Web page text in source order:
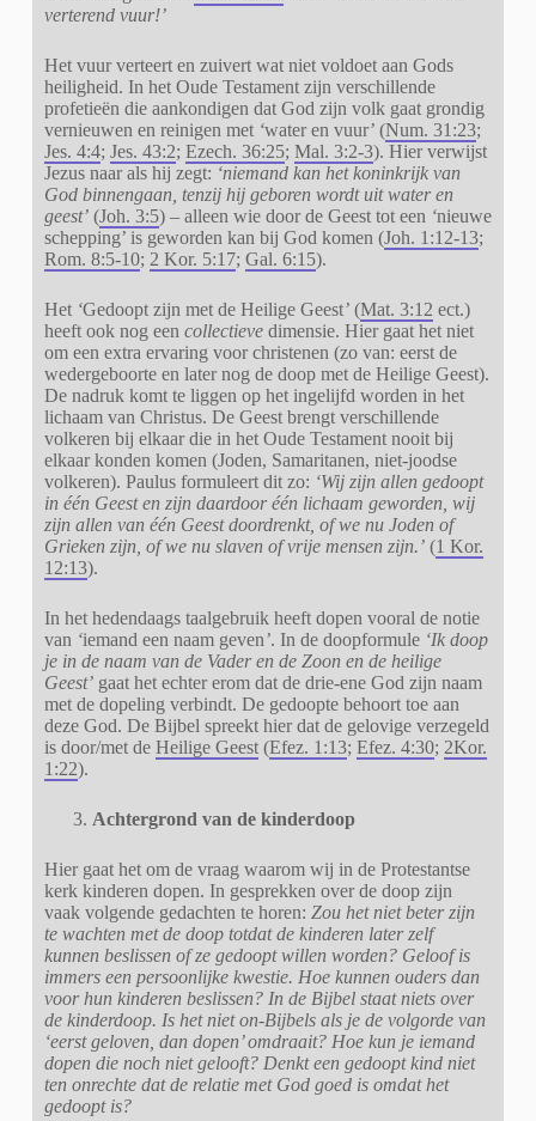
verterend vuur!’
Het vuur verteert en zuivert wat niet voldoet aan Gods
heiligheid. In het Oude Testament zijn verschillende
profetieën die aankondigen dat God zijn volk gaat grondig
vernieuwen en reinigen met ‘water en vuur’ (Num. 31:23;
Jes. 4:4; Jes. 43:2; Ezech. 36:25; Mal. 3:2-3). Hier verwijst
Jezus naar als hij zegt: ‘niemand kan het koninkrijk van
God binnengaan, tenzij hij geboren wordt uit water en
geest’(Joh. 3:5) – alleen wie door de Geest tot een ‘nieuwe
schepping’ is geworden kan bij God komen (Joh. 1:12-13;
Rom. 8:5-10; 2 Kor. 5:17; Gal. 6:15).
Het ‘Gedoopt zijn met de Heilige Geest’(Mat. 3:12 ect.)
heeft ook nog een collectievedimensie. Hier gaat het niet
om een extra ervaring voor christenen (zo van: eerst de
wedergeboorte en later nog de doop met de Heilige Geest).
De nadruk komt te liggen op het ingelijfd worden in het
lichaam van Christus. De Geest brengt verschillende
volkeren bij elkaar die in het Oude Testament nooit bij
elkaar konden komen (Joden, Samaritanen, niet-joodse
volkeren). Paulus formuleert dit zo: ‘Wij zijn allen gedoopt
in één Geest en zijn daardoor één lichaam geworden, wij
zijn allen van één Geest doordrenkt, of we nu Joden of
Grieken zijn, of we nu slaven of vrije mensen zijn.’(1 Kor.
12:13).
In het hedendaags taalgebruik heeft dopen vooral de notie
van ‘iemand een naam geven’. In de doopformule ‘Ik doop
je in de naam van de Vader en de Zoon en de heilige
Geest’gaat het echter erom dat de drie-ene God zijn naam
met de dopeling verbindt. De gedoopte behoort toe aan
deze God. De Bijbel spreekt hier dat de gelovige verzegeld
is door/met de Heilige Geest(Efez. 1:13; Efez. 4:30; 2Kor.
1:22).
Achtergrond van de kinderdoop
Hier gaat het om de vraag waarom wij in de Protestantse
kerk kinderen dopen. In gesprekken over de doop zijn
vaak volgende gedachten te horen: Zou het niet beter zijn
te wachten met de doop totdat de kinderen later zelf
kunnen beslissen of ze gedoopt willen worden? Geloof is
immers een persoonlijke kwestie. Hoe kunnen ouders dan
voor hun kinderen beslissen? In de Bijbel staat niets over
de kinderdoop. Is het niet on-Bijbels als je de volgorde van
‘eerst geloven, dan dopen’ omdraait? Hoe kun je iemand
dopen die noch niet gelooft? Denkt een gedoopt kind niet
ten onrechte dat de relatie met God goed is omdat het
gedoopt is?